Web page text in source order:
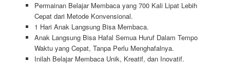
Permainan Belajar Membaca yang 700 Kali Lipat Lebih
Cepat dari Metode Konvensional.
1 Hari Anak Langsung Bisa Membaca.
Anak Langsung Bisa Hafal Semua Huruf Dalam Tempo
Waktu yang Cepat, Tanpa Perlu Menghafalnya.
Inilah Belajar Membaca Unik, Kreatif, dan Inovatif.